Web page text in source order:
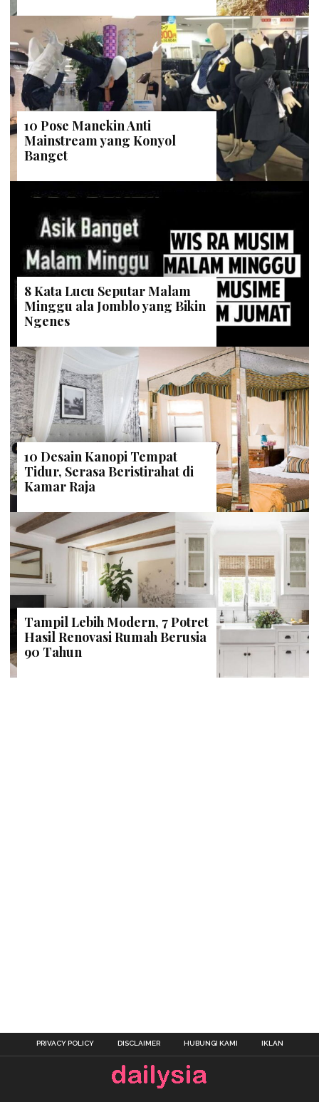
10 Pose Manekin Anti
Mainstream yang Konyol
Banget
8 Kata Lucu Seputar Malam
Minggu ala Jomblo yang Bikin
Ngenes
10 Desain Kanopi Tempat
Tidur, Serasa Beristirahat di
Kamar Raja
Tampil Lebih Modern, 7 Potret
Hasil Renovasi Rumah Berusia
90 Tahun
PRIVACY POLICY DISCLAIMER HUBUNGI KAMI IKLAN